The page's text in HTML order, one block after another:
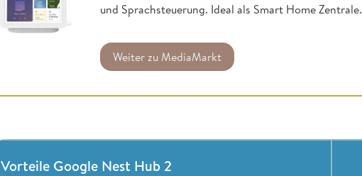
und Sprachsteuerung. Ideal als Smart Home Zentrale.
Weiter zu MediaMarkt
Vorteile Google Nest Hub 2